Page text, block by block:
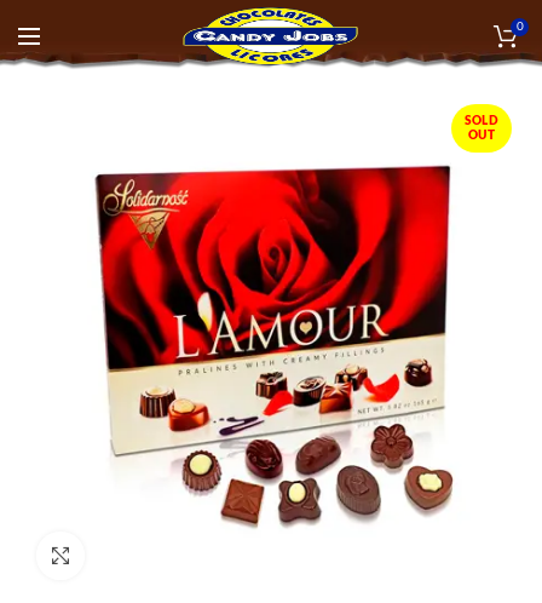
0
SOLD
OUT